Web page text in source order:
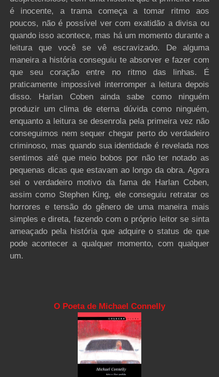
é inocente, a trama começa a tomar ritmo aos
poucos, não é possível ver com exatidão a divisa ou
quando isso acontece, mas há um momento durante a
leitura que você se vê escravizado. De alguma
maneira a história conseguiu te absorver e fazer com
que seu coração entre no ritmo das linhas. É
praticamente impossível interromper a leitura depois
disso. Harlan Coben ainda sabe como ninguém
produzir um clima de eterna dúvida como ninguém,
enquanto a leitura se desenrola pela primeira vez não
conseguimos nem sequer chegar perto do verdadeiro
criminoso, mas quando sua identidade é revelada nos
sentimos até que meio bobos por não ter notado as
pequenas dicas que estavam ao longo da obra. Agora
sei o verdadeiro motivo da fama de Harlan Coben,
assim como Stephen King, ele conseguiu retratar os
horrores e tensão do gênero de uma maneira mais
simples e direta, fazendo com o próprio leitor se sinta
ameaçado pela história que adquire o status de que
pode acontecer a qualquer momento, com qualquer
um.
O Poeta de Michael Connelly